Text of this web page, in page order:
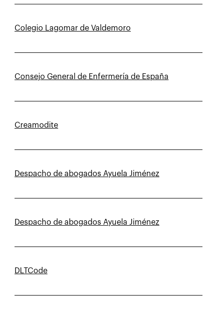
Colegio Lagomar de Valdemoro
Consejo General de Enfermería de España
Creamodite
Despacho de abogados Ayuela Jiménez
Despacho de abogados Ayuela Jiménez
DLTCode